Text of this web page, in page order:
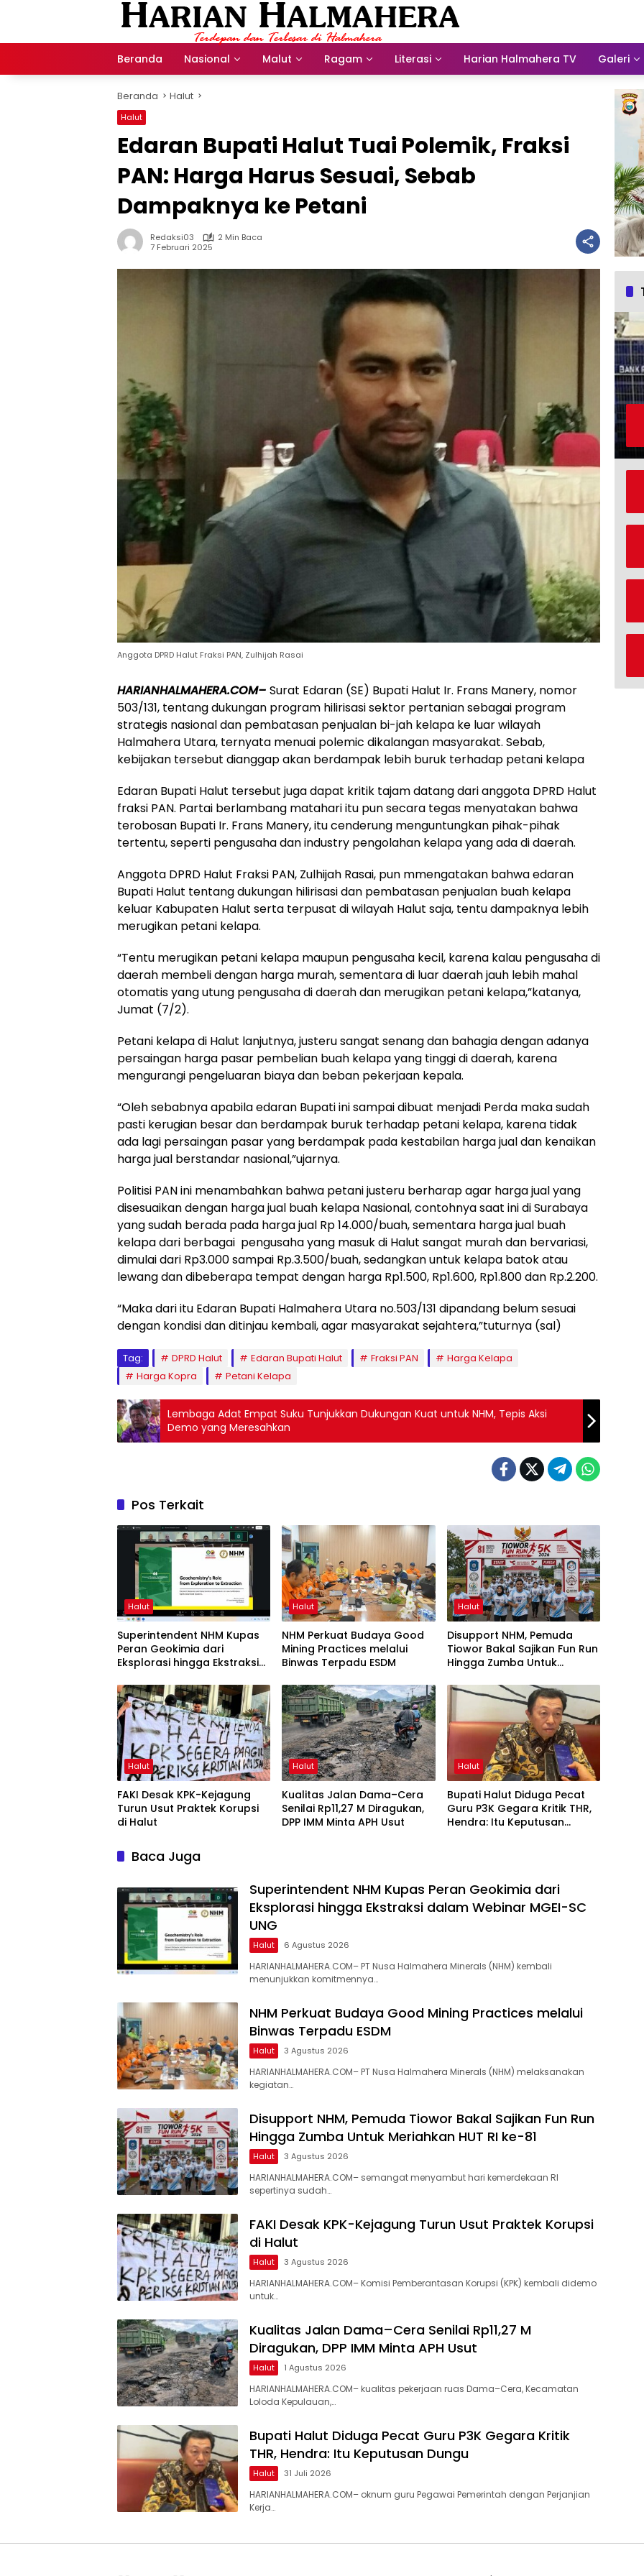
Beranda Nasional Malut Ragam Literasi Harian Halmahera TV Galeri
Beranda Halut
Halut
Edaran Bupati Halut Tuai Polemik, Fraksi
PAN: Harga Harus Sesuai, Sebab
Dampaknya ke Petani
Redaksi03
2 Min Baca
7 Februari 2025
Anggota DPRD Halut Fraksi PAN, Zulhijah Rasai
HARIANHALMAHERA.COM– Surat Edaran (SE) Bupati Halut Ir. Frans Manery, nomor
503/131, tentang dukungan program hilirisasi sektor pertanian sebagai program
strategis nasional dan pembatasan penjualan bi-jah kelapa ke luar wilayah
Halmahera Utara, ternyata menuai polemic dikalangan masyarakat. Sebab,
kebijakan tersebut dianggap akan berdampak lebih buruk terhadap petani kelapa
Edaran Bupati Halut tersebut juga dapat kritik tajam datang dari anggota DPRD Halut
fraksi PAN. Partai berlambang matahari itu pun secara tegas menyatakan bahwa
terobosan Bupati Ir. Frans Manery, itu cenderung menguntungkan pihak-pihak
tertentu, seperti pengusaha dan industry pengolahan kelapa yang ada di daerah.
Anggota DPRD Halut Fraksi PAN, Zulhijah Rasai, pun mmengatakan bahwa edaran
Bupati Halut tentang dukungan hilirisasi dan pembatasan penjualan buah kelapa
keluar Kabupaten Halut serta terpusat di wilayah Halut saja, tentu dampaknya lebih
merugikan petani kelapa.
“Tentu merugikan petani kelapa maupun pengusaha kecil, karena kalau pengusaha di
daerah membeli dengan harga murah, sementara di luar daerah jauh lebih mahal
otomatis yang utung pengusaha di daerah dan merugikan petani kelapa,”katanya,
Jumat (7/2).
Petani kelapa di Halut lanjutnya, justeru sangat senang dan bahagia dengan adanya
persaingan harga pasar pembelian buah kelapa yang tinggi di daerah, karena
mengurangi pengeluaran biaya dan beban pekerjaan kepala.
“Oleh sebabnya apabila edaran Bupati ini sampai dibuat menjadi Perda maka sudah
pasti kerugian besar dan berdampak buruk terhadap petani kelapa, karena tidak
ada lagi persaingan pasar yang berdampak pada kestabilan harga jual dan kenaikan
harga jual berstandar nasional,”ujarnya.
Politisi PAN ini menambahkan bahwa petani justeru berharap agar harga jual yang
disesuaikan dengan harga jual buah kelapa Nasional, contohnya saat ini di Surabaya
yang sudah berada pada harga jual Rp 14.000/buah, sementara harga jual buah
kelapa dari berbagai pengusaha yang masuk di Halut sangat murah dan bervariasi,
dimulai dari Rp3.000 sampai Rp.3.500/buah, sedangkan untuk kelapa batok atau
lewang dan dibeberapa tempat dengan harga Rp1.500, Rp1.600, Rp1.800 dan Rp.2.200.
“Maka dari itu Edaran Bupati Halmahera Utara no.503/131 dipandang belum sesuai
dengan kondisi dan ditinjau kembali, agar masyarakat sejahtera,”tuturnya (sal)
Tag: DPRD Halut Edaran Bupati Halut Fraksi PAN
Harga Kelapa
Harga Kopra
Petani Kelapa
Lembaga Adat Empat Suku Tunjukkan Dukungan Kuat untuk NHM, Tepis Aksi
Demo yang Meresahkan
Pos Terkait
Halut
Superintendent NHM Kupas
Peran Geokimia dari
Eksplorasi hingga Ekstraksi
UNG
Halut
NHM Perkuat Budaya Good
Mining Practices melalui
Binwas Terpadu ESDM
Halut
Disupport NHM, Pemuda
Tiowor Bakal Sajikan Fun Run
Hingga Zumba Untuk
Halut
FAKI Desak KPK-Kejagung
Turun Usut Praktek Korupsi
di Halut
Halut
Kualitas Jalan Dama–Cera
Senilai Rp11,27 M Diragukan,
DPP IMM Minta APH Usut
Halut
Bupati Halut Diduga Pecat
Guru P3K Gegara Kritik THR,
Hendra: Itu Keputusan
Baca Juga
Superintendent NHM Kupas Peran Geokimia dari
Eksplorasi hingga Ekstraksi dalam Webinar MGEI-SC
UNG
Halut 6 Agustus 2026
HARIANHALMAHERA.COM– PT Nusa Halmahera Minerals (NHM) kembali
menunjukkan komitmennya…
NHM Perkuat Budaya Good Mining Practices melalui
Binwas Terpadu ESDM
Halut 3 Agustus 2026
HARIANHALMAHERA.COM– PT Nusa Halmahera Minerals (NHM) melaksanakan
kegiatan…
Disupport NHM, Pemuda Tiowor Bakal Sajikan Fun Run
Hingga Zumba Untuk Meriahkan HUT RI ke-81
Halut 3 Agustus 2026
HARIANHALMAHERA.COM– semangat menyambut hari kemerdekaan RI
sepertinya sudah…
FAKI Desak KPK-Kejagung Turun Usut Praktek Korupsi
di Halut
Halut 3 Agustus 2026
HARIANHALMAHERA.COM– Komisi Pemberantasan Korupsi (KPK) kembali didemo
untuk…
Kualitas Jalan Dama–Cera Senilai Rp11,27 M
Diragukan, DPP IMM Minta APH Usut
Halut 1 Agustus 2026
HARIANHALMAHERA.COM– kualitas pekerjaan ruas Dama–Cera, Kecamatan
Loloda Kepulauan,…
Bupati Halut Diduga Pecat Guru P3K Gegara Kritik
THR, Hendra: Itu Keputusan Dungu
Halut 31 Juli 2026
HARIANHALMAHERA.COM– oknum guru Pegawai Pemerintah dengan Perjanjian
Kerja…